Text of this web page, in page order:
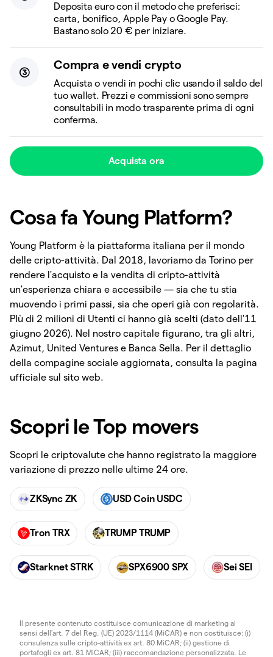
Deposita euro con il metodo che preferisci:
carta, bonifico, Apple Pay o Google Pay.
Bastano solo 20 € per iniziare.
Compra e vendi crypto
Acquista o vendi in pochi clic usando il saldo del
tuo wallet. Prezzi e commissioni sono sempre
consultabili in modo trasparente prima di ogni
conferma.
Acquista ora
Cosa fa Young Platform?
Young Platform è la piattaforma italiana per il mondo
delle cripto-attività. Dal 2018, lavoriamo da Torino per
rendere l'acquisto e la vendita di cripto-attività
un'esperienza chiara e accessibile — sia che tu stia
muovendo i primi passi, sia che operi già con regolarità.
PIù di 2 milioni di Utenti ci hanno già scelti (dato dell'11
giugno 2026). Nel nostro capitale figurano, tra gli altri,
Azimut, United Ventures e Banca Sella. Per il dettaglio
della compagine sociale aggiornata, consulta la pagina
ufficiale sul sito web.
Scopri le Top movers
Scopri le criptovalute che hanno registrato la maggiore
variazione di prezzo nelle ultime 24 ore.
ZKSync ZK USD Coin USDC
Tron TRX TRUMP TRUMP
Starknet STRK SPX6900 SPX Sei SEI
Il presente contenuto costituisce comunicazione di marketing ai
sensi dell'art. 7 del Reg. (UE) 2023/1114 (MiCAR) e non costituisce: (i)
consulenza sulle cripto-attività ex art. 80 MiCAR; (ii) gestione di
portafogli ex art. 81 MiCAR; (iii) raccomandazione personalizzata. Le